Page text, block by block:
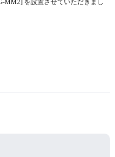
MM2] を設置させていただきまし